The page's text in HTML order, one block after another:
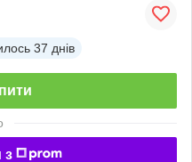
37 днів
з